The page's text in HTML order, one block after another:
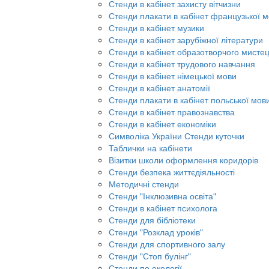
Стенди в кабінет захисту вітчизни
Стенди плакати в кабінет французької
Стенди в кабінет музики
Стенди в кабінет зарубіжної літератури
Стенди в кабінет образотворчого
Стенди в кабінет трудового навчання
Стенди в кабінет німецької мови
Стенди в кабінет анатомії
Стенди плакати в кабінет польської
Стенди в кабінет правознавства
Стенди в кабінет економіки
Символіка України Стенди куточки
Таблички на кабінети
Візитки школи оформлення коридорів
Стенди безпека життєдіяльності
Методичні стенди
Стенди "Інклюзивна освіта"
Стенди в кабінет психолога
Стенди для бібліотеки
Стенди "Розклад уроків"
Стенди для спортивного залу
Стенди "Стоп булінг"